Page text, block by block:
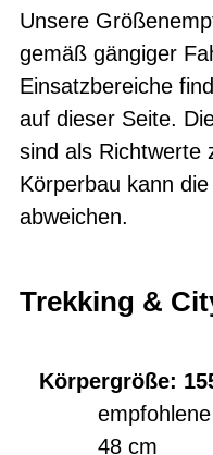
Unsere
gemäß gängiger
Einsatzbereiche
auf dieser Seite.
sind als Richtwerte
Körperbau kann
abweichen.
Trekking &
Körpergröße:
48 cm